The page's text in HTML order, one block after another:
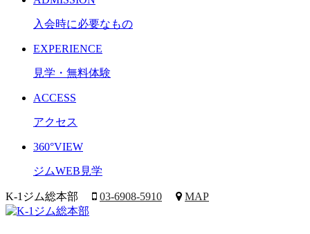
入会時に必要なもの
EXPERIENCE
見学・無料体験
ACCESS
アクセス
360°VIEW
ジムWEB見学
K-1ジム総本部 03-6908-5910 MAP